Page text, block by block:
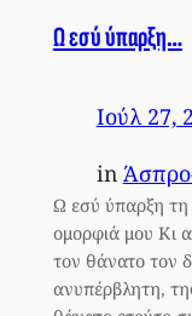
Ω εσύ ύπαρξη…
Ιούλ 27,
in
Ω εσύ ύπαρξη τη
ομορφιά μου Κι
τον θάνατο τον
ανυπέρβλητη,